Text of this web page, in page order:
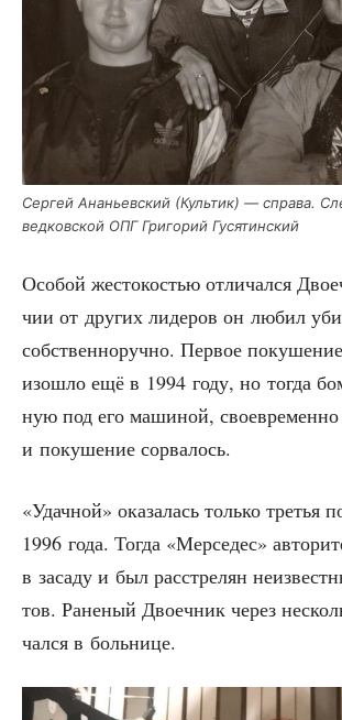
Сер­гей Ана­ньев­ский (Куль­тик) — спра­ва.
вед­ков­ской ОПГ Гри­го­рий Гусятинский
Осо­бой жесто­ко­стью отли­чал­ся
чии от дру­гих лиде­ров он любил
соб­ствен­но­руч­но. Пер­вое
изо­шло ещё в 1994 году, но тогда
ную под его маши­ной,
и поку­ше­ние сорвалось.
«Удач­ной» ока­за­лась толь­ко тре­тья
1996 года. Тогда «Мер­се­дес»
в заса­ду и был рас­стре­лян
тов. Ране­ный Дво­еч­ник через
чал­ся в больнице.